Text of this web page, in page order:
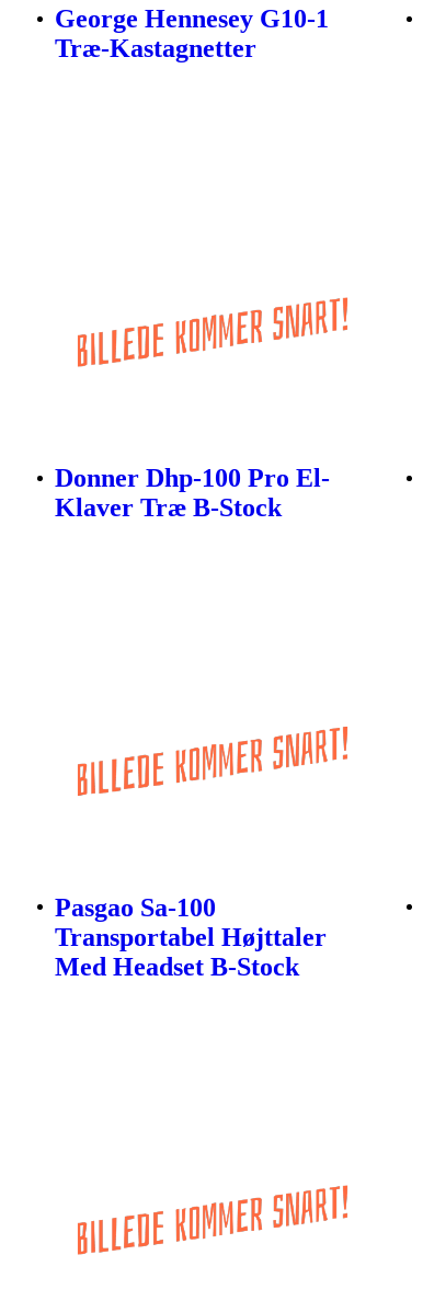
George Hennesey G10-1
Træ-Kastagnetter
Donner Dhp-100 Pro El-
Klaver Træ B-Stock
Pasgao Sa-100
Transportabel Højttaler
Med Headset B-Stock